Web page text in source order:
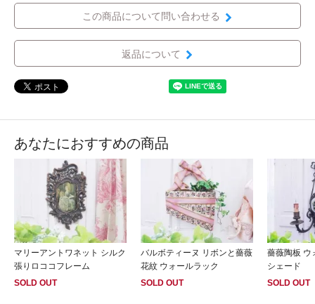
この商品について問い合わせる
返品について
あなたにおすすめの商品
マリーアントワネット シルク
張りロココフレーム
SOLD OUT
バルボティーヌ リボンと薔薇
花紋 ウォールラック
SOLD OUT
薔薇陶板 ウ
シェード
SOLD OUT